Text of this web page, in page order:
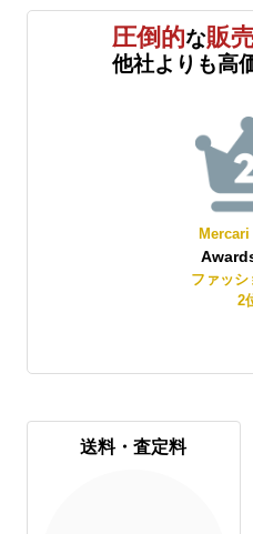
圧倒的な販
他社よりも高
ファッシ
2
送料・査定料